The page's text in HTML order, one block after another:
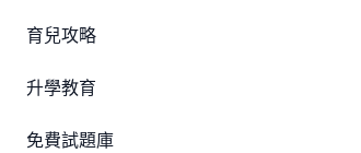
育兒攻略
升學教育
免費試題庫